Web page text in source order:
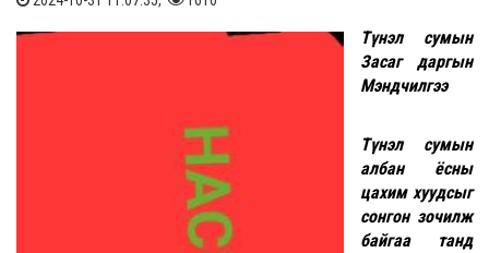
Түнэл сумын
Засаг даргын
Мэндчилгээ
Түнэл сумын
албан ёсны
цахим хуудсыг
сонгон зочилж
байгаа танд